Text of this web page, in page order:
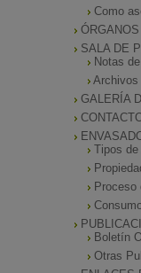
Como
SALA DE
Notas
Archivos
GALERÍA
Tipos
Proceso
Boletín
Otras